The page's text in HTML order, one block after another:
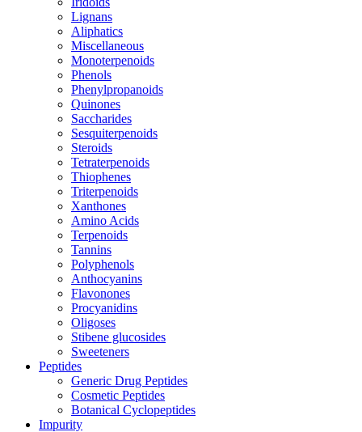
Lignans
Aliphatics
Miscellaneous
Monoterpenoids
Phenols
Phenylpropanoids
Quinones
Saccharides
Sesquiterpenoids
Steroids
Tetraterpenoids
Thiophenes
Triterpenoids
Xanthones
Amino Acids
Terpenoids
Tannins
Polyphenols
Anthocyanins
Flavonones
Procyanidins
Oligoses
Stibene glucosides
Sweeteners
Peptides
Generic Drug Peptides
Cosmetic Peptides
Botanical Cyclopeptides
Impurity